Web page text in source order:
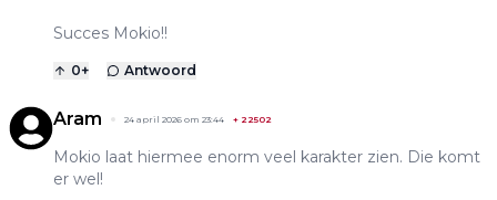
Succes Mokio!!
0+ Antwoord
Aram 24 april 2026 om 23:44 + 22502
Mokio laat hiermee enorm veel karakter zien. Die komt
er wel!